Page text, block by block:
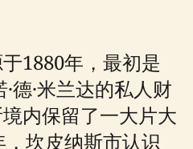
1880年，最初是
德·米兰达的私人财
内保留了一大片大
坎皮纳斯市认识